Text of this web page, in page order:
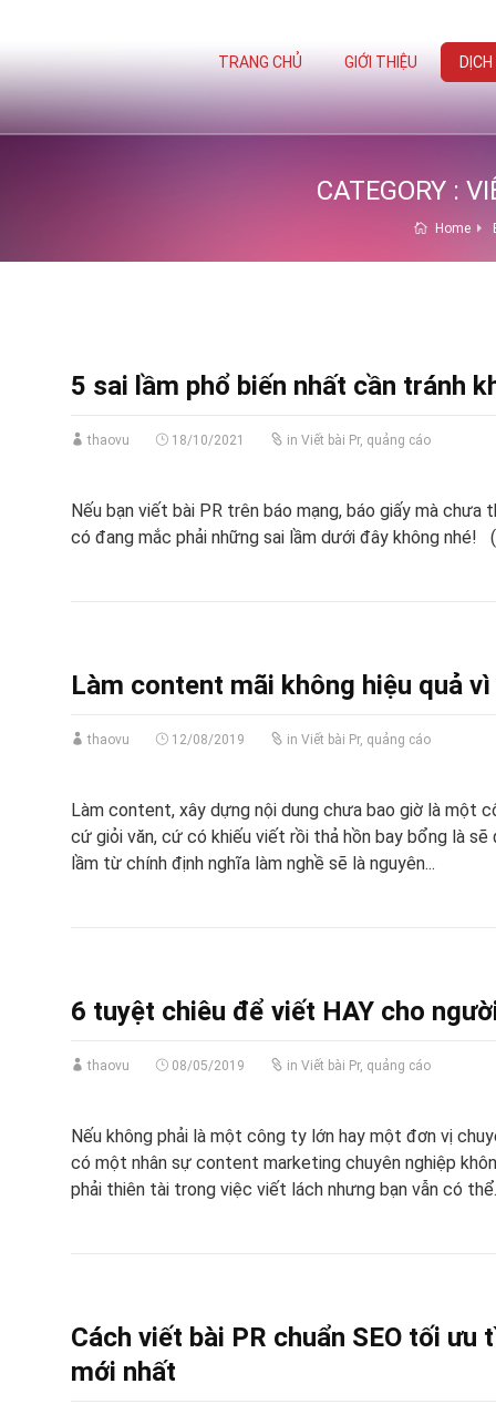
TRANG CHỦ GIỚI THIỆU
CATEGORY :
Home
5 sai lầm phổ biến nhất cần tránh
thaovu 18/10/2021 in Viết bài Pr, quảng cáo
Nếu bạn viết bài PR trên báo mạng, báo giấy mà chưa
có đang mắc phải những sai lầm dưới đây không nhé!
Làm content mãi không hiệu quả
thaovu 12/08/2019 in Viết bài Pr, quảng cáo
Làm content, xây dựng nội dung chưa bao giờ là một
cứ giỏi văn, cứ có khiếu viết rồi thả hồn bay bổng là
lầm từ chính định nghĩa làm nghề sẽ là nguyên...
6 tuyệt chiêu để viết HAY cho
thaovu 08/05/2019 in Viết bài Pr, quảng cáo
Nếu không phải là một công ty lớn hay một đơn vị
có một nhân sự content marketing chuyên nghiệp
phải thiên tài trong việc viết lách nhưng bạn vẫn có
Cách viết bài PR chuẩn SEO tối
mới nhất